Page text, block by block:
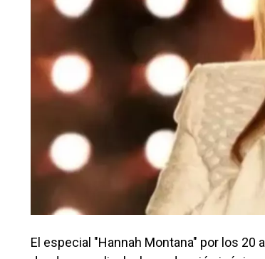
El especial "Hannah Montana" por los